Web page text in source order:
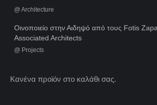
@ Architecture
Οινοποιείο στην Αιδηψό από τους Fotis
Associated Architects
@ Projects
Κανένα προϊόν στο καλάθι σας.